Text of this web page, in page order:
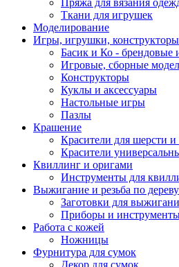
Пряжа для вязания
Ткани для игрушек
Моделирование
Игры, игрушки, конструкторы
Басик и Ко - брендовые
Игровые, сборные
Конструкторы
Куклы и аксессуары
Настольные игры
Пазлы
Крашение
Красители для шерсти
Красители
Квиллинг и оригами
Инструменты для
Выжигание и резьба по дереву
Заготовки для
Приборы и
Работа с кожей
Ножницы
Фурнитура для сумок
Декор для сумок